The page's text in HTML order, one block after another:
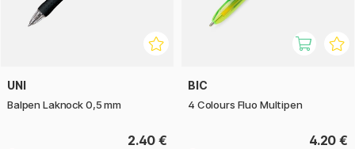
UNI
Balpen Laknock 0,5 mm
2.40 €
BIC
4 Colours Fluo Multipen
4.20 €